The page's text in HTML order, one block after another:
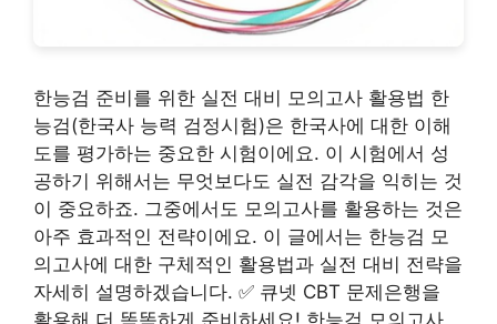
한능검 준비를 위한 실전 대비 모의고사 활용법 한
능검(한국사 능력 검정시험)은 한국사에 대한 이해
도를 평가하는 중요한 시험이에요. 이 시험에서 성
공하기 위해서는 무엇보다도 실전 감각을 익히는 것
이 중요하죠. 그중에서도 모의고사를 활용하는 것은
아주 효과적인 전략이에요. 이 글에서는 한능검 모
의고사에 대한 구체적인 활용법과 실전 대비 전략을
자세히 설명하겠습니다. ✅ 큐넷 CBT 문제은행을
활용해 더 똑똑하게 준비하세요! 한능검 모의고사